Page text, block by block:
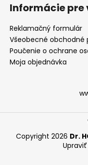
Informácie pre
Reklamačný formulár
Všeobecné obchodné
Poučenie o ochrane
Moja objednávka
Copyright 2026 Dr.